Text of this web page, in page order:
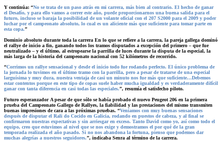
Y continúa: “No se trata de un paso atrás en mi carrera, más bien al contrario. El hecho de ganar
el Desafío, y para ello vamos a correr este año, puede proporcionarnos una buena salida para el
futuro, incluso se baraja la posibilidad de un volante oficial con el 207 S2000 para el 2009 y poder
luchar por el campeonato absoluto, lo cual es un aliciente más que suficiente para tomar parte en
esta copa.”
Dominio absoluto durante toda la carrera En lo que se refiere a la carrera, la pareja gallega dominó
el rallye de inicio a fin, ganando todos los tramos disputados a excepción del primero – que fue
neutralizado – y el último, al estropearse la parrilla de luces durante la disputa de la especial, la
más larga de la historia del campeonato nacional con 52 kilómetros derecorrido.
“Corrimos un rallye sensacional y desde el inicio todo fue rodando perfecto. El único problema de
la jornada lo tuvimos en el último tramo con la parrilla, pero a pesar de tratarse de una especial
larguísima y muy dura, nuestra ventaja de casi un minuto nos fue más que suficiente…Debemos
estar contentos porque en este tipo de copas suele haber mucha igualdad y es verdaderamente difícil
ganar con tanta diferencia en casi todas las especiales.”, resumía el satisfecho piloto.
Futuro esperanzador A pesar de que sólo se había probado el nuevo Peugeot 206 en la primera
prueba del Campeonato Gallego de Rallyes, la fiabilidad y las prestaciones del mismo transmiten
buenas impresiones de cara a las próximas pruebas. “Veníamos con muy buenas sensaciones
después de disputar el Rali do Cocido en Galicia, rodando en puestos de cabeza, y al final se
confirmaron nuestras expectativas y sin arriesgar en exceso. Tanto David como yo, así como todo el
equipo, creo que estuvimos al nivel que se nos exige y demostramos el por qué de la gran
temporada realizada el año pasado. Si no nos abandona la fortuna, pienso que podemos dar
muchas alegrías a nuestros seguidores.”, indicaba Senra al término de la carrera.